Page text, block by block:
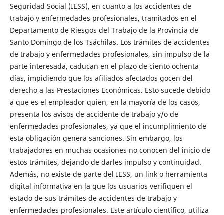
Seguridad Social (IESS), en cuanto a los accidentes de
trabajo y enfermedades profesionales, tramitados en el
Departamento de Riesgos del Trabajo de la Provincia de
Santo Domingo de los Tsáchilas. Los trámites de accidentes
de trabajo y enfermedades profesionales, sin impulso de la
parte interesada, caducan en el plazo de ciento ochenta
días, impidiendo que los afiliados afectados gocen del
derecho a las Prestaciones Económicas. Esto sucede debido
a que es el empleador quien, en la mayoría de los casos,
presenta los avisos de accidente de trabajo y/o de
enfermedades profesionales, ya que el incumplimiento de
esta obligación genera sanciones. Sin embargo, los
trabajadores en muchas ocasiones no conocen del inicio de
estos trámites, dejando de darles impulso y continuidad.
Además, no existe de parte del IESS, un link o herramienta
digital informativa en la que los usuarios verifiquen el
estado de sus trámites de accidentes de trabajo y
enfermedades profesionales. Este artículo científico, utiliza